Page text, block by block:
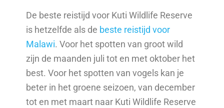
De beste reistijd voor Kuti Wildlife Reserve
is hetzelfde als de beste reistijd voor
Malawi. Voor het spotten van groot wild
zijn de maanden juli tot en met oktober het
best. Voor het spotten van vogels kan je
beter in het groene seizoen, van december
tot en met maart naar Kuti Wildlife Reserve